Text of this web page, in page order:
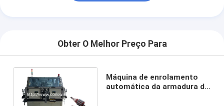
Obter O Melhor Preço Para
Máquina de enrolamento
automática da armadura do